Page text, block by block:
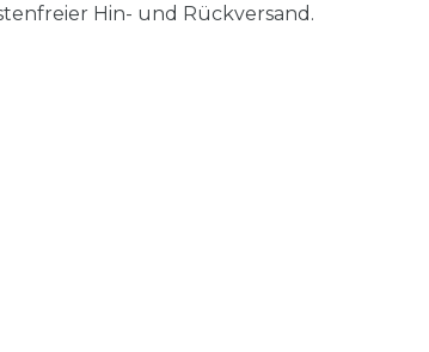
Hin- und Rückversand.